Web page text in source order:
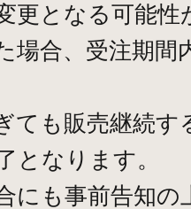
更となる可能性
場合、受注期間
ても販売継続す
となります。
にも事前告知の